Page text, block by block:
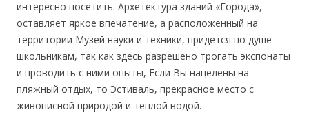
интересно посетить. Архетектура зданий «Города»,
оставляет яркое впечатение, а расположенный на
территории Музей науки и техники, придется по душе
школьникам, так как здесь разрешено трогать экспонаты
и проводить с ними опыты, Если Вы нацелены на
пляжный отдых, то Эстиваль, прекрасное место с
живописной природой и теплой водой.